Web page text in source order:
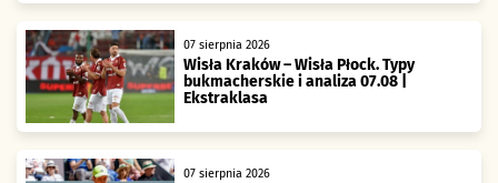
07 sierpnia 2026
Wisła Kraków – Wisła Płock. Typy
bukmacherskie i analiza 07.08 |
Ekstraklasa
07 sierpnia 2026